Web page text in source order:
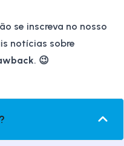
se inscreva no nosso
notícias sobre
. 😉